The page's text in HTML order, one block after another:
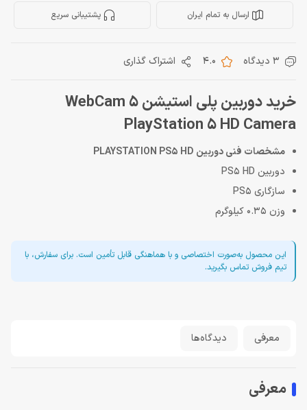
ارسال به تمام ایران پشتیبانی سریع
3 دیدگاه 4.0 اشتراک گذاری
خرید دوربین پلی استیشن 5 WebCam
PlayStation 5 HD Camera
مشخصات فنی دوربین PLAYSTATION PS5 HD
دوربین PS5 HD
سازگاری PS5
وزن 0.35 کیلوگرم
این محصول به‌صورت اختصاصی و با هماهنگی قابل تأمین است. برای سفارش، با
تیم فروش تماس بگیرید.
معرفی دیدگاه‌ها
معرفی